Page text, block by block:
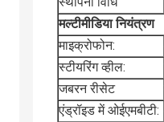
मल्टीमीडिया नियंत्रण
माइक्रोफोन:
स्टीयरिंग व्हील:
जबरन रीसेट
एंड्रॉइड में ओईएमबीटी: